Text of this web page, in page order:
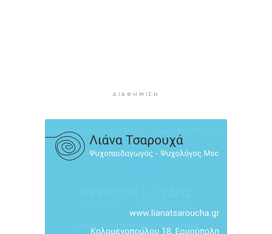
5 ώρες 49 λεπτά πρίν
ΔΙΑΦΉΜΙΣΗ